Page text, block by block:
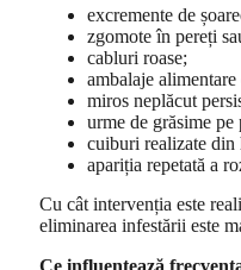
excremente de
zgomote în pereți
cabluri roase;
ambalaje alimentare
miros neplăcut
urme de grăsime pe
cuiburi realizate din
apariția repetată a
Cu cât intervenția este
eliminarea infestării este
Ce influențează